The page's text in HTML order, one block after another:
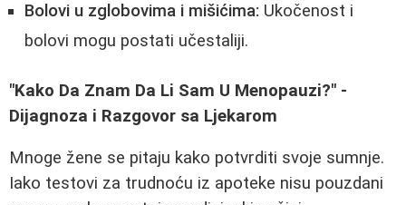
Bolovi u zglobovima i mišićima: Ukočenost i
bolovi mogu postati učestaliji.
"Kako Da Znam Da Li Sam U Menopauzi?" -
Dijagnoza i Razgovor sa Ljekarom
Mnoge žene se pitaju kako potvrditi svoje sumnje.
Iako testovi za trudnoću iz apoteke nisu pouzdani